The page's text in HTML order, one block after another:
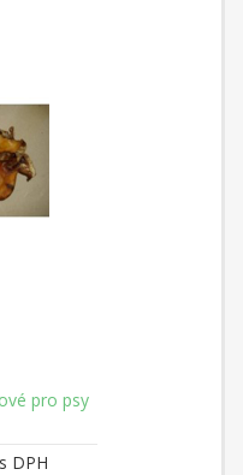
pro psy
DPH